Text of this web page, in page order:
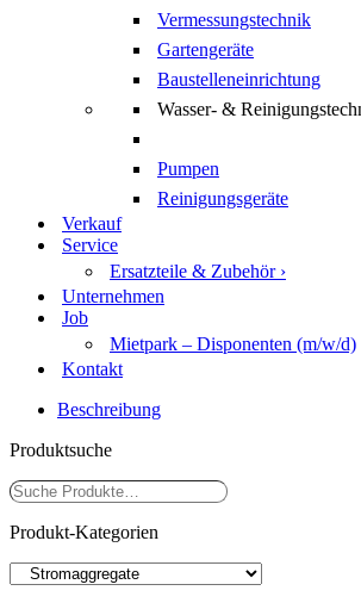
Vermessungstechnik
Gartengeräte
Baustelleneinrichtung
Wasser- &
Pumpen
Reinigungsgeräte
Verkauf
Service
Ersatzteile & Zubehör ›
Unternehmen
Job
Mietpark – Disponenten (m/w/d)
Kontakt
Beschreibung
Produktsuche
Suchen
Produkt-Kategorien